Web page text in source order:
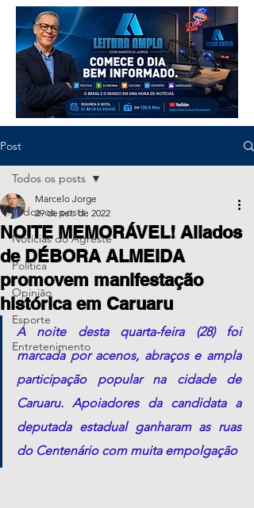
Post
Todos os posts
Notícias do Agreste
Política
Opinião
Esporte
Entretenimento
Todos os posts
NOITE MEMORÁVEL! Aliados
de DÉBORA ALMEIDA
promovem manifestação
histórica em Caruaru
Marcelo Jorge
29 de set. de 2022
A noite desta quarta-feira (28) foi
marcada por acenos, abraços e ampla
participação popular na cidade de
Caruaru. Apoiadores da candidata a
deputada estadual ganharam as ruas
do Centenário com muita empolgação